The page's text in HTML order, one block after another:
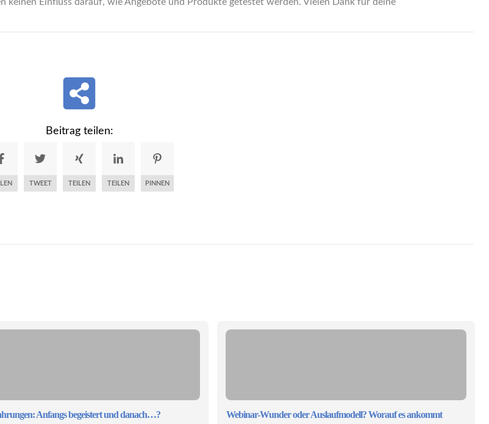
Beitrag teilen:
TWEET TEILEN TEILEN PINNEN
Anfangs begeistert und danach…? Webinar-Wunder oder Auslaufmodell? Worauf es ankommt